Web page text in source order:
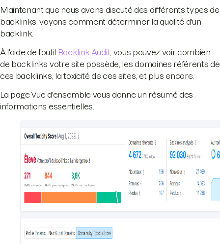
Maintenant que nous avons discuté des différents types de
backlinks, voyons comment déterminer la qualité d'un
backlink.
À l'aide de l'outil Backlink Audit , vous pouvez voir combien
de backlinks votre site possède, les domaines référents de
ces backlinks, la toxicité de ces sites, et plus encore.
La page Vue d'ensemble vous donne un résumé des
informations essentielles.